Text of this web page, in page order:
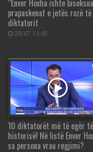
“Enver Hoxha ishte
prapaskenat e jetës rozë
diktatorit
29/07 13:45
10 diktatorët më të egër të
historisë! Në listë Enver
sa persona vrau regjimi?